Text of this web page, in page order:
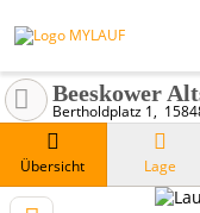
Beeskower
Bertholdplatz 1
Übersicht Lage